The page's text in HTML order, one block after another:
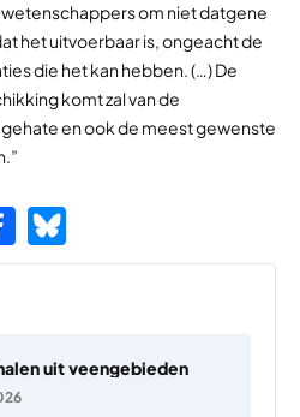
om niet datgene
het uitvoerbaar is, ongeacht de
die het kan hebben. (…) De
komt zal van de
en ook de meest gewenste
uit veengebieden